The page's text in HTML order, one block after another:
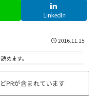
LinkedIn
2016.11.15
めます。
PRが含まれています